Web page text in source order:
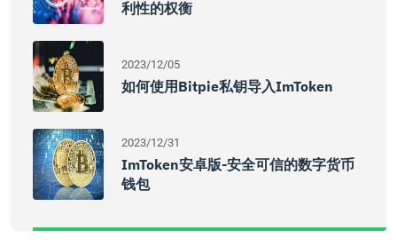
利性的权衡
2023/12/05
如何使用Bitpie私钥导入imToken
2023/12/31
ImToken安卓版-安全可信的数字货币
钱包